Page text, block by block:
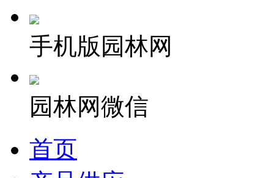
手机版园林网
园林网微信
首页